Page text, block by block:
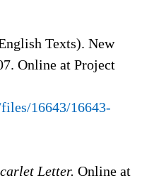
Texts). New
Online at Project
16643/16643-
Letter. Online at